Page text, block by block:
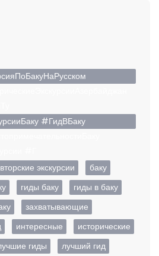
#ГидВБаку
экскурсии
баку
гиды баку
гиды в баку
захватывающие
интересные
исторические
гиды
лучший гид